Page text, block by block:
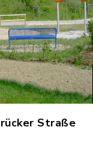
Straße